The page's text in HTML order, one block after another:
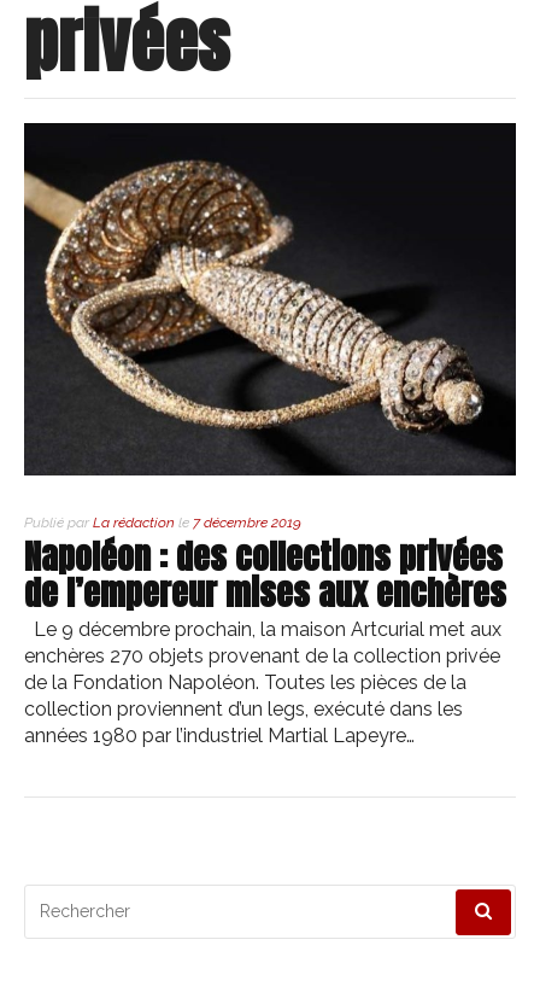
privées
Publié par La rédaction le 7 décembre 2019
Napoléon : des collections privées
de l’empereur mises aux enchères
Le 9 décembre prochain, la maison Artcurial met aux
enchères 270 objets provenant de la collection privée
de la Fondation Napoléon. Toutes les pièces de la
collection proviennent d’un legs, exécuté dans les
années 1980 par l’industriel Martial Lapeyre…
pour